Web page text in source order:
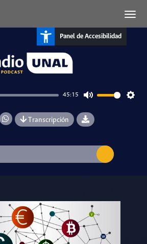
Panel de Accesibilidad
45:15
Transcripción